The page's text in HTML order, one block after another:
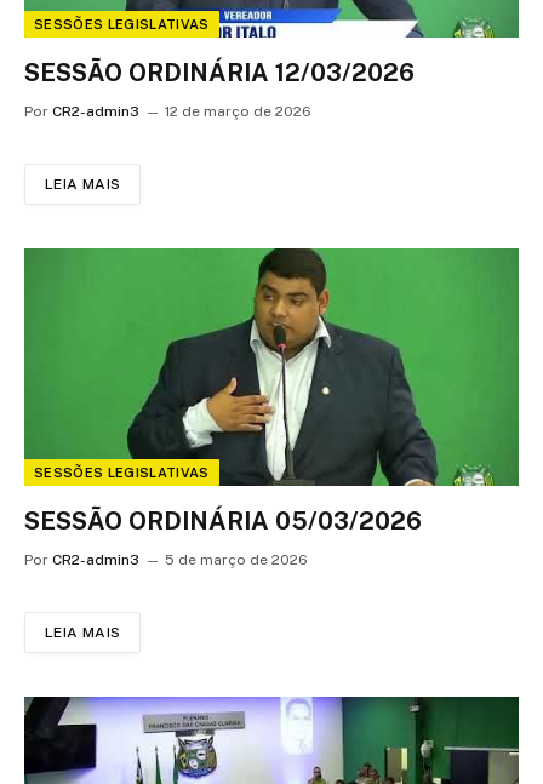
SESSÕES LEGISLATIVAS
SESSÃO ORDINÁRIA 12/03/2026
Por CR2-admin3 12 de março de 2026
LEIA MAIS
SESSÕES LEGISLATIVAS
SESSÃO ORDINÁRIA 05/03/2026
Por CR2-admin3 5 de março de 2026
LEIA MAIS